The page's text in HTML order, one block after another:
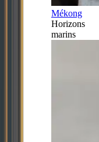
Mékong
Horizons
marins